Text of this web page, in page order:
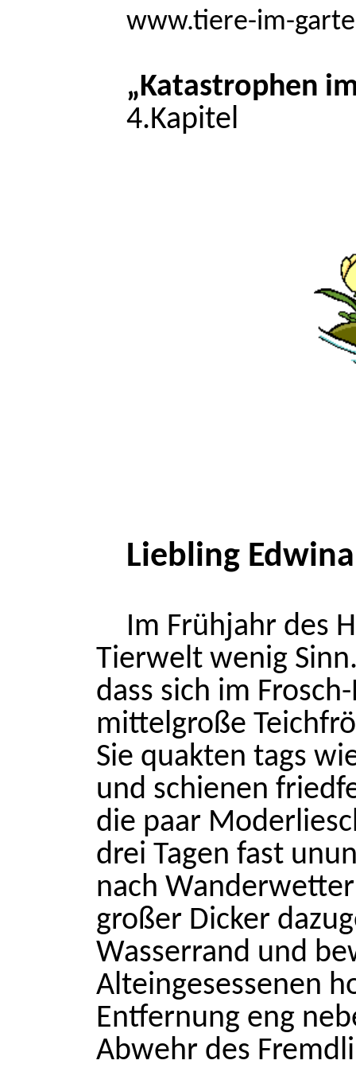
www.tiere-im-
„Katastrophen
4.Kapitel
Liebling Edwina
Im Frühjahr des
Tierwelt wenig
dass sich im
mittelgroße
Sie quakten tags
und schienen
die paar
drei Tagen fast
nach
großer Dicker
Wasserrand und
Alteingesessenen
Entfernung eng
Abwehr des